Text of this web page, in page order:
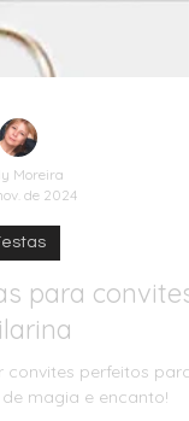
Moreira
de 2024
Festas
para convites